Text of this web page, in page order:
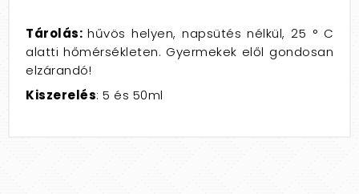
Tárolás:hűvös helyen, napsütés nélkül, 25 ° C
alatti hőmérsékleten. Gyermekek elől gondosan
elzárandó!
Kiszerelés: 5 és 50ml